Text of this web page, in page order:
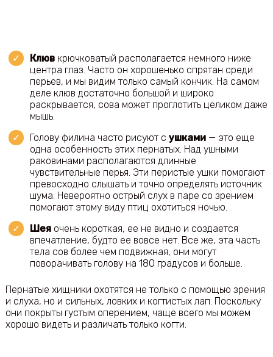
Клювкрючковатый располагается немного ниже
центра глаз. Часто он хорошенько спрятан среди
перьев, и мы видим только самый кончик. На самом
деле клюв достаточно большой и широко
раскрывается, сова может проглотить целиком даже
мышь.
Голову филина часто рисуют с ушками— это еще
одна особенность этих пернатых. Над ушными
раковинами располагаются длинные
чувствительные перья. Эти перистые ушки помогают
превосходно слышать и точно определять источник
шума. Невероятно острый слух в паре со зрением
помогают этому виду птиц охотиться ночью.
Шеяочень короткая, ее не видно и создается
впечатление, будто ее вовсе нет. Все же, эта часть
тела сов более чем подвижная, они могут
поворачивать голову на 180 градусов и больше.
Пернатые хищники охотятся не только с помощью зрения
и слуха, но и сильных, ловких и когтистых лап. Поскольку
они покрыты густым оперением, чаще всего мы можем
хорошо видеть и различать только когти.